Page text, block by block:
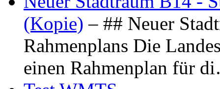
(Kopie) – ## Neuer
Rahmenplans Die
einen Rahmenplan für